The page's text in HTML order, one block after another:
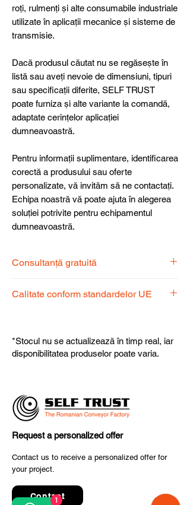
roți, rulmenți și alte consumabile industriale
utilizate în aplicații mecanice și sisteme de
transmisie.
Dacă produsul căutat nu se regăsește în
listă sau aveți nevoie de dimensiuni, tipuri
sau specificații diferite, SELF TRUST
poate furniza și alte variante la comandă,
adaptate cerințelor aplicației
dumneavoastră.
Pentru informații suplimentare, identificarea
corectă a produsului sau oferte
personalizate, vă invităm să ne contactați.
Echipa noastră vă poate ajuta în alegerea
soluției potrivite pentru echipamentul
dumneavoastră.
Consultanță gratuită
dispoziție pentru a alege produsul
Calitate conform standardelor UE
fiabilitate și performanță superioară.
*Stocul nu se actualizează în timp real, iar
disponibilitatea produselor poate varia.
Request a personalized offer
Contact us to receive a personalized offer for
your project.
Contact
1